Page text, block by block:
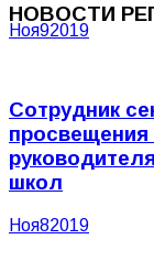
НОВОСТИ
Ноя92019
Сотрудник
просвещения
школ
Ноя82019